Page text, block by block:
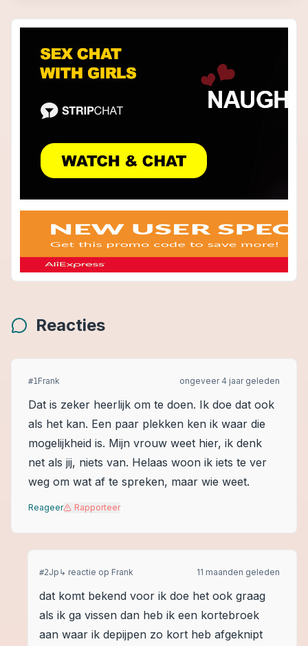
Reacties
#1Frank ongeveer 4 jaar geleden
Dat is zeker heerlijk om te doen. Ik doe dat ook
als het kan. Een paar plekken ken ik waar die
mogelijkheid is. Mijn vrouw weet hier, ik denk
net als jij, niets van. Helaas woon ik iets te ver
weg om wat af te spreken, maar wie weet.
Reageer Rapporteer
#2Jp ↳ reactie op Frank 11 maanden geleden
dat komt bekend voor ik doe het ook graag
als ik ga vissen dan heb ik een kortebroek
aan waar ik depijpen zo kort heb afgeknipt